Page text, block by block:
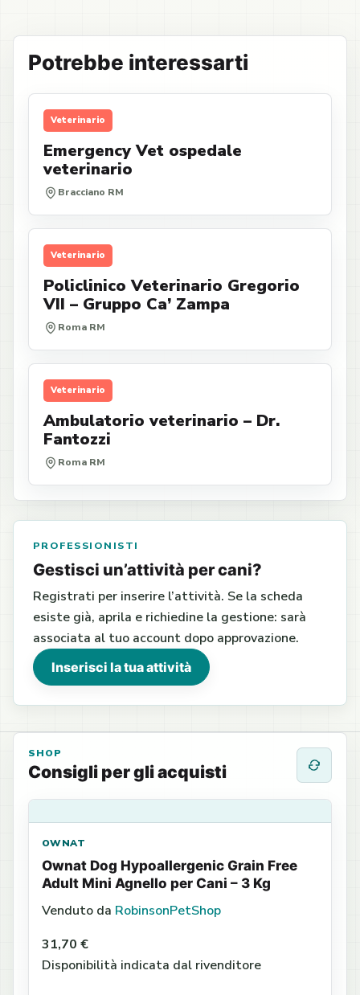
Potrebbe interessarti
Veterinario
Emergency Vet ospedale
veterinario
Bracciano RM
Veterinario
Policlinico Veterinario Gregorio
VII – Gruppo Ca’ Zampa
Roma RM
Veterinario
Ambulatorio veterinario – Dr.
Fantozzi
Roma RM
PROFESSIONISTI
Gestisci un’attività per cani?
Registrati per inserire l’attività. Se la scheda
esiste già, aprila e richiedine la gestione: sarà
associata al tuo account dopo approvazione.
Inserisci la tua attività
SHOP
Consigli per gli acquisti
OWNAT
Ownat Dog Hypoallergenic Grain Free
Adult Mini Agnello per Cani – 3 Kg
Venduto da RobinsonPetShop
31,70 €
Disponibilità indicata dal rivenditore